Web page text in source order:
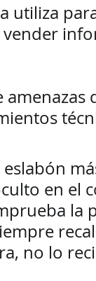
utiliza
en el
la
no lo